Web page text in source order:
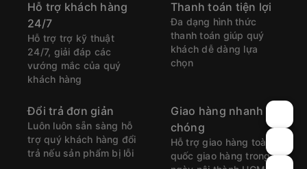
Hỗ trợ khách hàng
24/7
Hỗ trợ trợ kỹ thuật
24/7, giải đáp các
vướng mắc của quý
khách hàng
Thanh toán tiện lợi
Đa dạng hình thức
thanh toán giúp quý
khách dễ dàng lựa
chọn
Đổi trả đơn giản
Luôn luôn sẵn sàng hỗ
trợ quý khách hàng đổi
trả nếu sản phẩm bị lỗi
Giao hàng nhanh
chóng
Hỗ trợ giao hàng toàn
quốc giao hàng trong